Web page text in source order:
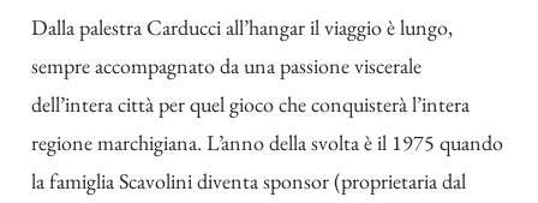
Dalla palestra Carducci all’hangar il viaggio è lungo,
sempre accompagnato da una passione viscerale
dell’intera città per quel gioco che conquisterà l’intera
regione marchigiana. L’anno della svolta è il 1975 quando
la famiglia Scavolini diventa sponsor (proprietaria dal